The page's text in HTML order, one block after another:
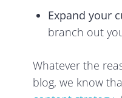
Expand your
branch out
Whatever the
blog, we know